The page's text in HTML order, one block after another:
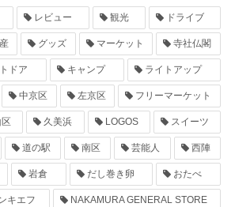
レビュー 観光 ドライブ
グッズ マーケット 寺社仏閣
ドア キャンプ ライトアップ
中京区 左京区 フリーマーケット
久美浜 LOGOS スイーツ
道の駅 南区 芸能人 西陣
岩倉 だし巻き卵 おたべ
キエフ NAKAMURA GENERAL STORE